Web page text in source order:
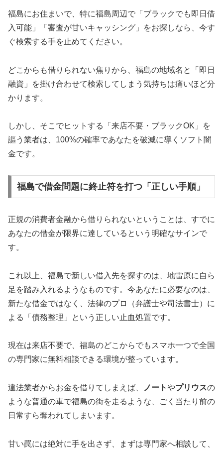
福島にお住まいで、特に福島周辺で「ブラックでも即日借
入可能」「審査が甘いキャッシング」をお探しなら、今す
ぐ検索する手を止めてください。
どこからも借りられない焦りから、福島の地域名と「即日
融資」を掛け合わせて検索してしまう気持ちは痛いほど分
かります。
しかし、そこでヒットする「来店不要・ブラックOK」を
謳う業者は、100%の確率であなたを破滅に導くソフト闇
金です。
福島で借金問題に終止符を打つ「正しい手順」
正規の消費者金融から借りられないということは、すでに
あなたの借金が限界に達しているという明確なサインで
す。
これ以上、福島で新しい借入先を探すのは、地雷原に自ら
足を踏み入れるようなものです。今あなたに必要なのは、
新たな借金ではなく、法律のプロ（弁護士や司法書士）に
よる「債務整理」という正しい止血処置です。
現在は来店不要で、福島のどこからでもスマホ一つで全国
の専門家に無料相談できる環境が整っています。
違法業者からお金を借りてしまえば、 ノートやプリウスの
ような普通の車で福島の街を走るような、ごく当たり前の
日常すら奪われてしまいます。
甘い罠には絶対に手を出さず、まずは専門家へ相談して、